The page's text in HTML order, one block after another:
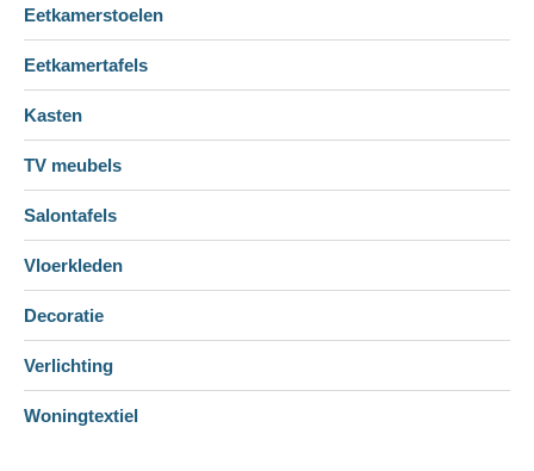
Eetkamerstoelen
Eetkamertafels
Kasten
TV meubels
Salontafels
Vloerkleden
Decoratie
Verlichting
Woningtextiel